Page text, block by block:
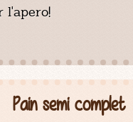
l'apero!
Pain semi complet